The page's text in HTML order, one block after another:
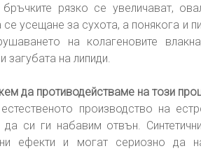
рязко се увеличават,
се усещане за сухота, а понякога и
на колагеновите
загубата на липиди.
да противодействаме на този
производство на
да си ги набавим отвън.
ефекти и могат сериозно да